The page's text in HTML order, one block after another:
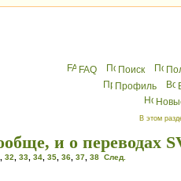
FAQ Поиск
Профиль
В этом
и о переводах
32 33 34 35 36 37 38 След.